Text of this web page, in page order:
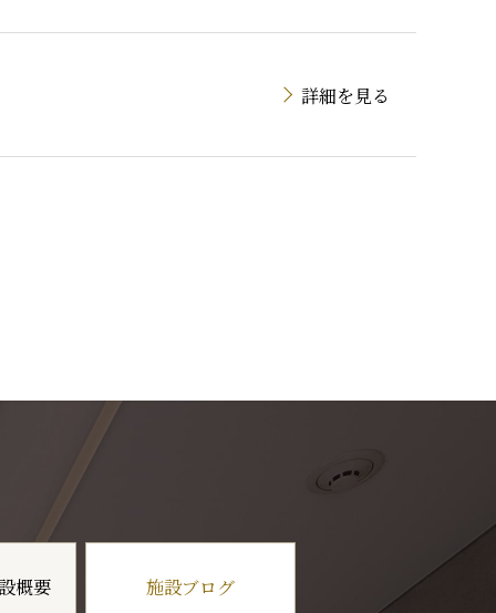
詳細を見る
概要 施設ブログ